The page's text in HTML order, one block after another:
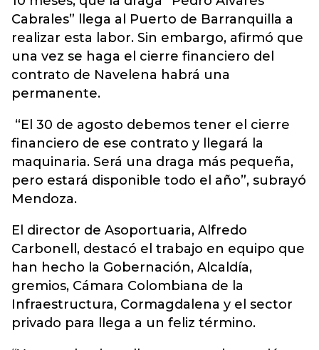
Cabrales” llega al Puerto de Barranquilla a
realizar esta labor. Sin embargo, afirmó que
una vez se haga el cierre financiero del
contrato de Navelena habrá una
permanente.
“El 30 de agosto debemos tener el cierre
financiero de ese contrato y llegará la
maquinaria. Será una draga más pequeña,
pero estará disponible todo el año”, subrayó
Mendoza.
El director de Asoportuaria, Alfredo
Carbonell, destacó el trabajo en equipo que
han hecho la Gobernación, Alcaldía,
gremios, Cámara Colombiana de la
Infraestructura, Cormagdalena y el sector
privado para llega a un feliz término.